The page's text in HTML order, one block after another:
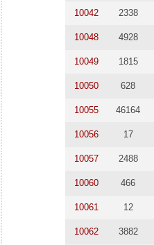
10042 2338
10048 4928
10049 1815
10050 628
10055 46164
10056 17
10057 2488
10060 466
10061 12
10062 3882